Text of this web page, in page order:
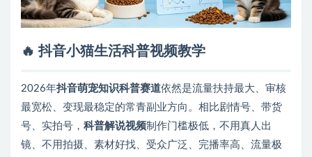
🔥 抖音小猫生活科普视频教学
2026年抖音萌宠知识科普赛道依然是流量扶持最大、审核
最宽松、变现最稳定的常青副业方向。相比剧情号、带货
号、实拍号， 科普解说视频制作门槛极低，不用真人出
镜、不用拍摄、素材好找、受众广泛、完播率高、流量极